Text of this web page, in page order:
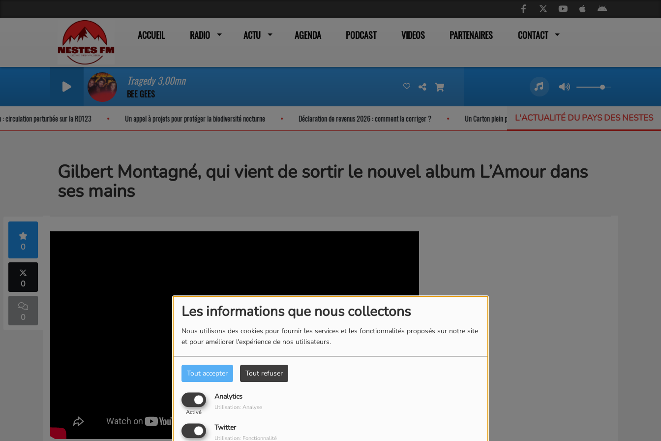
Les informations que nous collectons
Nous utilisons des cookies pour fournir les services et les fonctionnalités proposés sur notre site
et pour améliorer l'expérience de nos utilisateurs.
Tout accepter Tout refuser
Analytics
Activé
Utilisation: Analyse
Twitter
Utilisation: Fonctionnalité
ACCUEIL RADIO ACTU AGENDA PODCAST VIDEOS PARTENAIRES CONTACT
Tragedy 3,00mn
BEE GEES
L'ACTUALITÉ DU PAYS DES NESTES
perturbée sur la RD123 Un appel à projets pour protéger la biodiversité nocturne Déclaration de revenus 2026 : comment la corriger ? Un Carton plein pour les trains liO qui ne désemplissent pas L’Offrande
Gilbert Montagné, qui vient de sortir le nouvel album L’Amour dans
ses mains
0
0
0